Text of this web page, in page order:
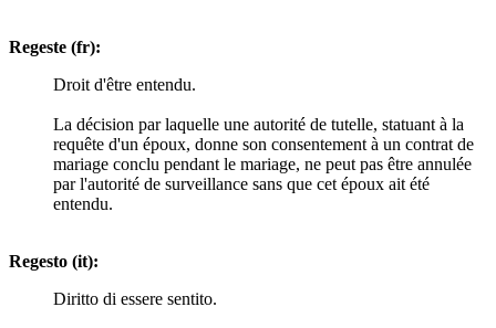
Regeste (fr):
Droit d'être entendu.
La décision par laquelle une autorité de tutelle, statuant à la
requête d'un époux, donne son consentement à un contrat de
mariage conclu pendant le mariage, ne peut pas être annulée
par l'autorité de surveillance sans que cet époux ait été
entendu.
Regesto (it):
Diritto di essere sentito.